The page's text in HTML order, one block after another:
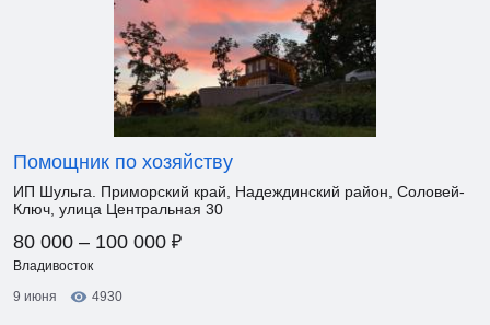
Помощник по хозяйству
ИП Шульга. Приморский край, Надеждинский район, Соловей-
Ключ, улица Центральная 30
80 000 – 100 000 ₽
Владивосток
9 июня
4930